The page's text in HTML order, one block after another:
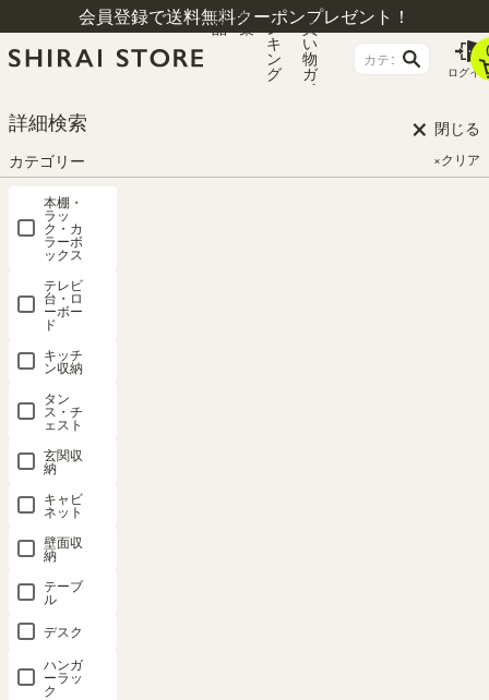
会員登録で送料無料クーポンプレゼント！
商
品
特
集
ラ
ン
キ
ン
グ
お
買
い
物
ガ
イ
詳細検索 × 閉じる
カテゴリー
×クリア
本棚・
ラッ
ク・カ
ラーボ
ックス
テレビ
台・ロ
ーボー
ド
キッチ
ン収納
タン
ス・チ
ェスト
玄関収
納
キャビ
ネット
壁面収
納
テーブ
ル
デスク
ハンガ
ーラッ
ク
ログイ
HOME 会員規約について
SHIRAI STORE会員（以下「会員」という）とは、SHIRAI STORE会
員規約（以下「本規約」という）を承認した上で、利用されるお客
様ご自身が入会のお申し込みをされ、SHIRAI STORE（以下「当
社」という）が入会を承認した個人をいいます。
本規約に同意のうえ所定の登録手続きを完了すると、お客様と
当社との間で本規約の定めを内容とする契約（以下「本契約」
といいます。）が成立し、会員としての資格を得ることができ
ます。会員登録手続きは、会員となるご本人が行ってくださ
い。
当社は、過去に会員資格が取り消された方やその他、当社がふ
さわしくないと判断した方からの会員申込についてはお断りす
る場合があります。